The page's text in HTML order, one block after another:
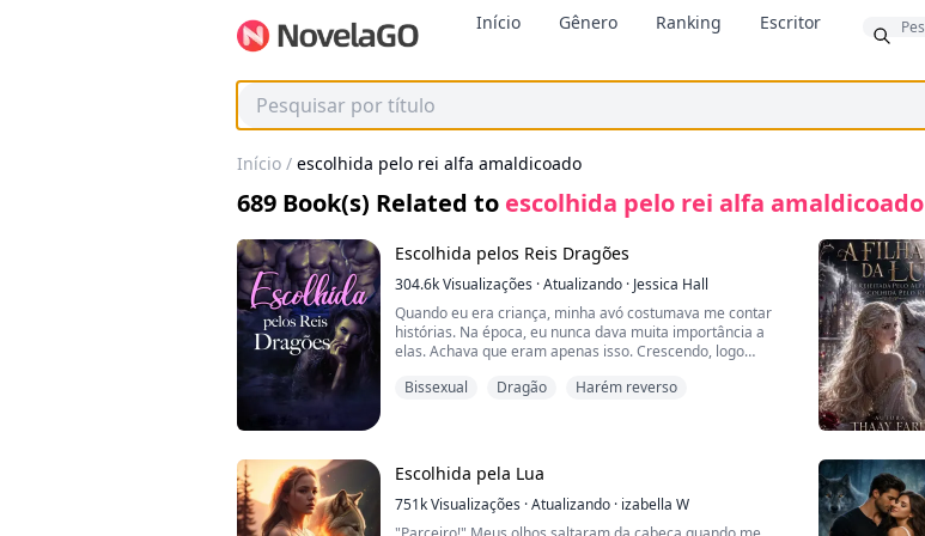
Início Gênero Ranking Escritor
Início / escolhida pelo rei alfa amaldicoado
689 Book(s) Related to escolhida pelo rei alfa amaldicoado
Escolhida pelos Reis Dragões
304.6kVisualizações ·Atualizando · Jessica Hall
Quando eu era criança, minha avó costumava me contar
histórias. Na época, eu nunca dava muita importância a
elas. Achava que eram apenas isso. Crescendo, logo
fadas, mas memórias do passado dela. Memórias de
precisa separar a ficção da realidade.
Ela me contava histórias sobre o Escolhido—aquele que
nos salvaria a todos. Eu costumava acreditar que o que ela
Bissexual Dragão Harém reverso
Escolhida pela Lua
751kVisualizações ·Atualizando · izabella W